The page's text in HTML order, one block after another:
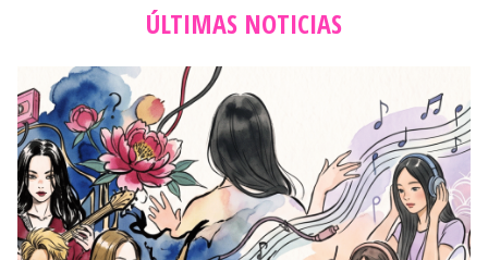
ÚLTIMAS NOTICIAS